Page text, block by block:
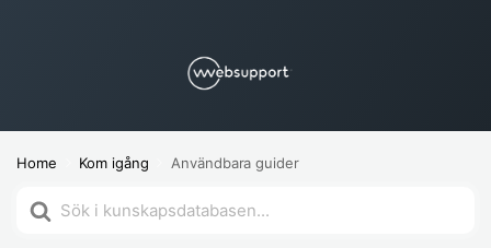
Home Kom igång Användbara guider
Söker